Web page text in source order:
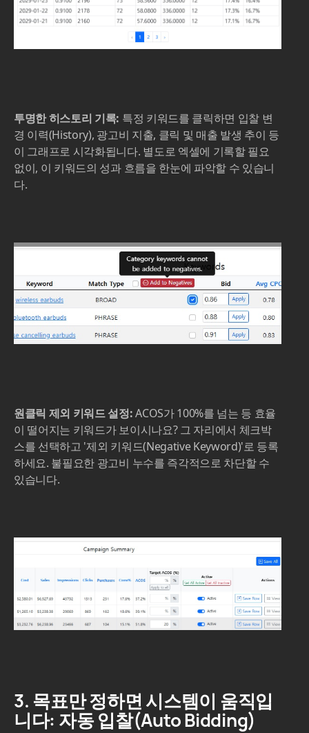
투명한 히스토리 기록: 특정 키워드를 클릭하면 입찰 변
경 이력(History), 광고비 지출, 클릭 및 매출 발생 추이 등
이 그래프로 시각화됩니다. 별도로 엑셀에 기록할 필요
없이, 이 키워드의 성과 흐름을 한눈에 파악할 수 있습니
다.
원클릭 제외 키워드 설정:ACOS가 100%를 넘는 등 효율
이 떨어지는 키워드가 보이시나요? 그 자리에서 체크박
스를 선택하고 '제외 키워드(Negative Keyword)'로 등록
하세요. 불필요한 광고비 누수를 즉각적으로 차단할 수
있습니다.
3. 목표만 정하면 시스템이 움직입
니다: 자동 입찰(Auto Bidding)